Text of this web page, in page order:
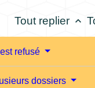
Tout replier keyboard_arrow_up
refusé
dossiers